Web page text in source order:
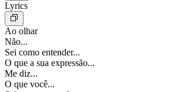
Lyrics
Ao olhar
Não...
Sei como entender...
O que a sua expressão...
Me diz...
O que você...